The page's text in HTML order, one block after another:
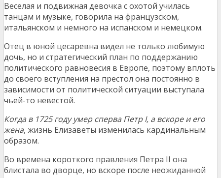
Веселая и подвижная девочка с охотой училась
танцам и музыке, говорила на французском,
итальянском и немного на испанском и немецком.
Отец в юной цесаревна видел не только любимую
дочь, но и стратегический план по поддержанию
политического равновесия в Европе, поэтому вплоть
до своего вступления на престол она постоянно в
зависимости от политической ситуации выступала
чьей-то невестой.
Когда в 1725 году умер сперва Петр I, а вскоре и его
жена, жизнь Елизаветы изменилась кардинальным
образом.
Во времена короткого правления Петра II она
блистала во дворце, но вскоре после неожиданной